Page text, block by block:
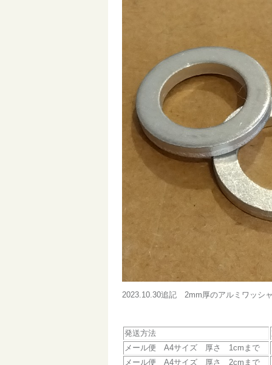
2023.10.30追記 2mm厚のアルミワッシ
発送方法
メール便 A4サイズ 厚さ 1cmまで
メール便 A4サイズ 厚さ 2cmまで